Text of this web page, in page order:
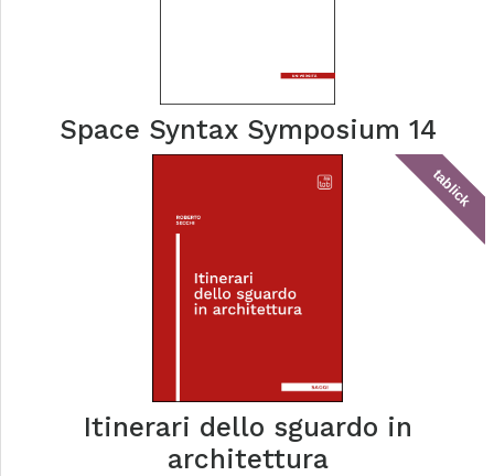
Space Syntax Symposium 14
tablick
Itinerari dello sguardo in
architettura